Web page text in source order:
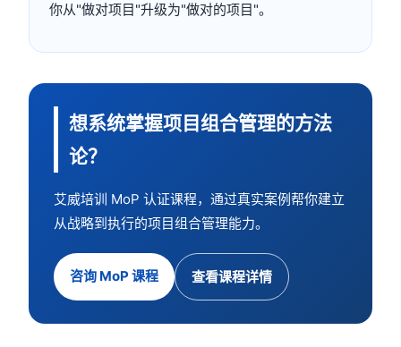
你从"做对项目"升级为"做对的项目"。
想系统掌握项目组合管理的方法
论？
艾威培训 MoP 认证课程，通过真实案例帮你建立
从战略到执行的项目组合管理能力。
咨询 MoP 课程 查看课程详情